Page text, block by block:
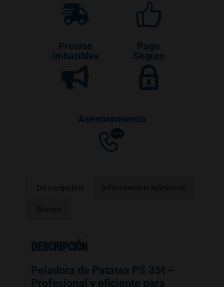
Precios
Imbatibles
Pago
Seguro
Asesoramiento
Descripción
Peladora de Patatas PS 35t –
Profesional y eficiente para